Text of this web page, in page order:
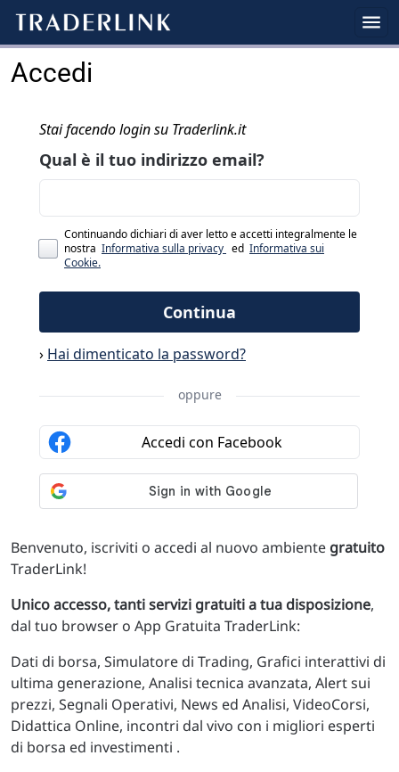
Accedi
Benvenuto, iscriviti o accedi al nuovo ambiente gratuito
TraderLink!
Unico accesso, tanti servizi gratuiti a tua disposizione,
dal tuo browser o App Gratuita TraderLink:
Dati di borsa, Simulatore di Trading, Grafici interattivi di
ultima generazione, Analisi tecnica avanzata, Alert sui
prezzi, Segnali Operativi, News ed Analisi, VideoCorsi,
Didattica Online, incontri dal vivo con i migliori esperti
di borsa ed investimenti .